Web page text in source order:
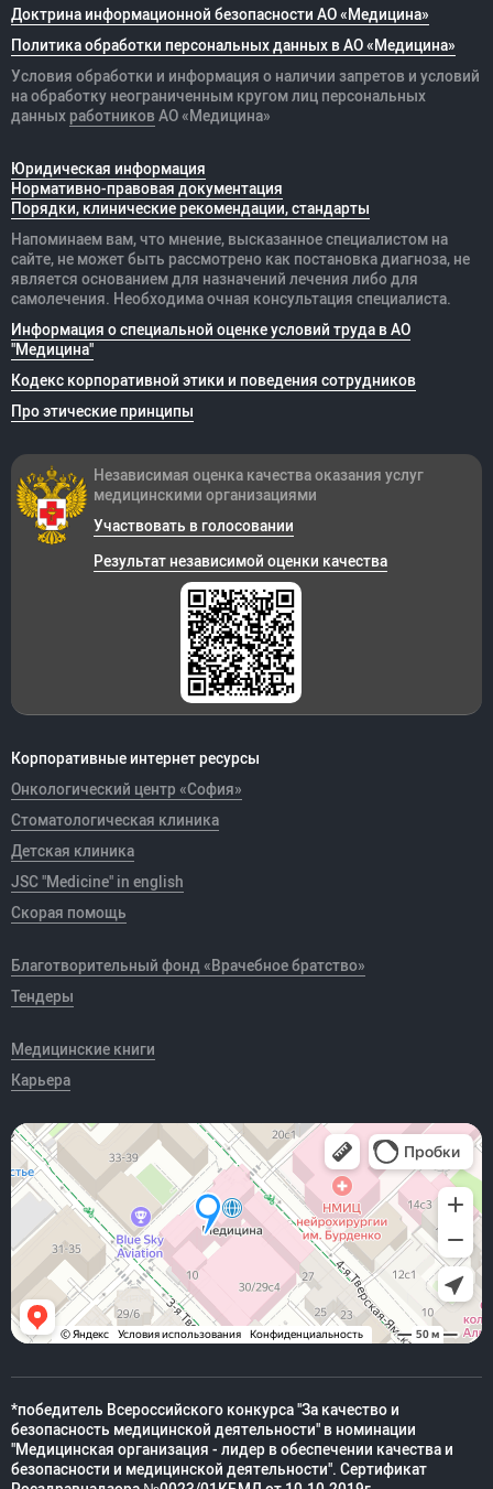
Доктрина информационной безопасности АО «Медицина»
Политика обработки персональных данных в АО «Медицина»
Условия обработки и информация о наличии запретов и условий
на обработку неограниченным кругом лиц персональных
данных работников АО «Медицина»
Юридическая информация
Нормативно-правовая документация
Порядки, клинические рекомендации, стандарты
Напоминаем вам, что мнение, высказанное специалистом на
сайте, не может быть рассмотрено как постановка диагноза, не
является основанием для назначений лечения либо для
самолечения. Необходима очная консультация специалиста.
Информация о специальной оценке условий труда в АО
"Медицина"
Кодекс корпоративной этики и поведения сотрудников
Про этические принципы
Корпоративные интернет ресурсы
Онкологический центр «София»
Стоматологическая клиника
Детская клиника
JSC "Medicine" in english
Скорая помощь
Благотворительный фонд «Врачебное братство»
Тендеры
Медицинские книги
Карьера
Независимая оценка качества оказания услуг
медицинскими организациями
Участвовать в голосовании
Результат независимой оценки качества
*победитель Всероссийского конкурса "За качество и
безопасность медицинской деятельности" в номинации
"Медицинская организация - лидер в обеспечении качества и
безопасности и медицинской деятельности". Сертификат